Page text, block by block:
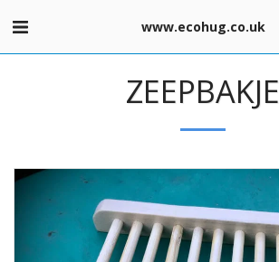
www.ecohug.co.uk
ZEEPBAKJE